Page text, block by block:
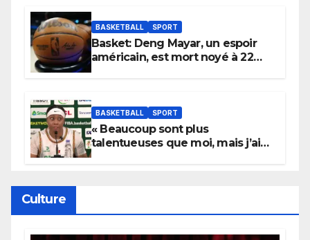
BASKETBALL SPORT
Basket: Deng Mayar, un espoir
américain, est mort noyé à 22
BASKETBALL SPORT
« Beaucoup sont plus
talentueuses que moi, mais j’ai
Culture